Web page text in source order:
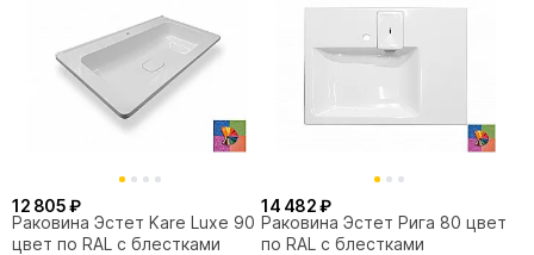
12 805 ₽
Раковина Эстет Kare Luxe 90
цвет по RAL с блестками
14 482 ₽
Раковина Эстет Рига 80 цвет
по RAL с блестками